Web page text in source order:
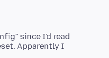
since I'd read
Apparently I